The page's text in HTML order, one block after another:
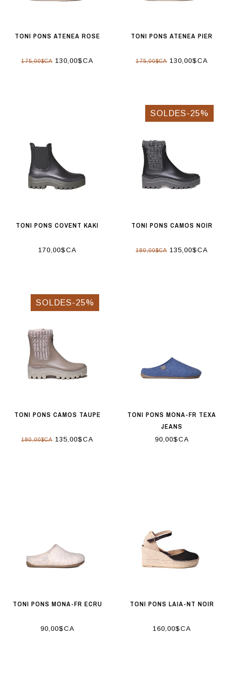
TONI PONS ATENEA ROSE
175,00$CA130,00$CA
TONI PONS ATENEA PIER
175,00$CA130,00$CA
TONI PONS COVENT KAKI
170,00$CA
SOLDES-25%
TONI PONS CAMOS NOIR
180,00$CA135,00$CA
SOLDES-25%
TONI PONS CAMOS TAUPE
180,00$CA135,00$CA
TONI PONS MONA-FR TEXA
JEANS
90,00$CA
TONI PONS MONA-FR ECRU
90,00$CA
TONI PONS LAIA-NT NOIR
160,00$CA